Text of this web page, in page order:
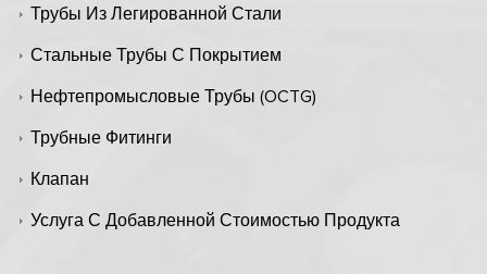
Трубы Из Легированной Стали
Стальные Трубы С Покрытием
Нефтепромысловые Трубы (OCTG)
Трубные Фитинги
Клапан
Услуга С Добавленной Стоимостью Продукта